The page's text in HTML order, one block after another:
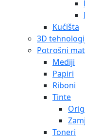
Kućišta
3D
Potrošni
Mediji
Papiri
Riboni
Tinte
Toneri